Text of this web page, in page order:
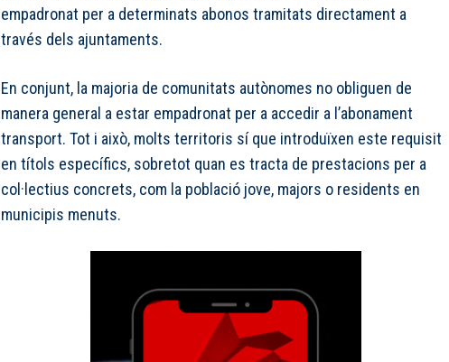
empadronat per a determinats abonos tramitats directament a
través dels ajuntaments.
En conjunt, la majoria de comunitats autònomes no obliguen de
manera general a estar empadronat per a accedir a l’abonament
transport. Tot i això, molts territoris sí que introduïxen este requisit
en títols específics, sobretot quan es tracta de prestacions per a
col·lectius concrets, com la població jove, majors o residents en
municipis menuts.